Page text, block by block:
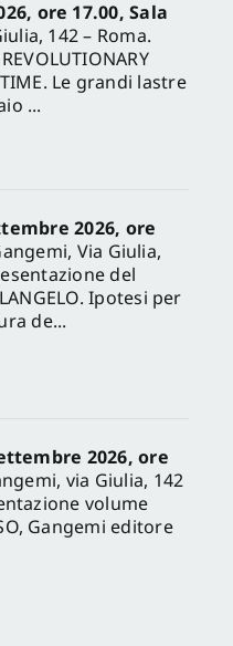
ore 17.00, Sala
142 – Roma.
TIME. Le grandi lastre
...
2026, ore
Via Giulia,
del
Ipotesi per
de...
2026, ore
via Giulia, 142
volume
Gangemi editore